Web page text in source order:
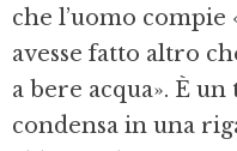
che l’uomo compie
avesse fatto altro
a bere acqua». È
condensa in una